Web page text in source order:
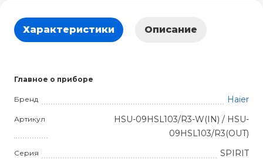
Характеристики Описание
Главное о приборе
Бренд Haier
Артикул
HSU-09HSL103/R3-W(IN) / HSU-
09HSL103/R3(OUT)
Серия SPIRIT